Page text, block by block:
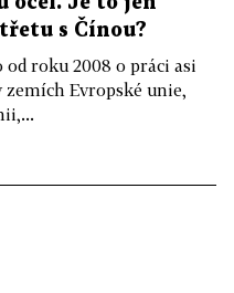
s Čínou?
roku 2008 o práci asi
Evropské unie,